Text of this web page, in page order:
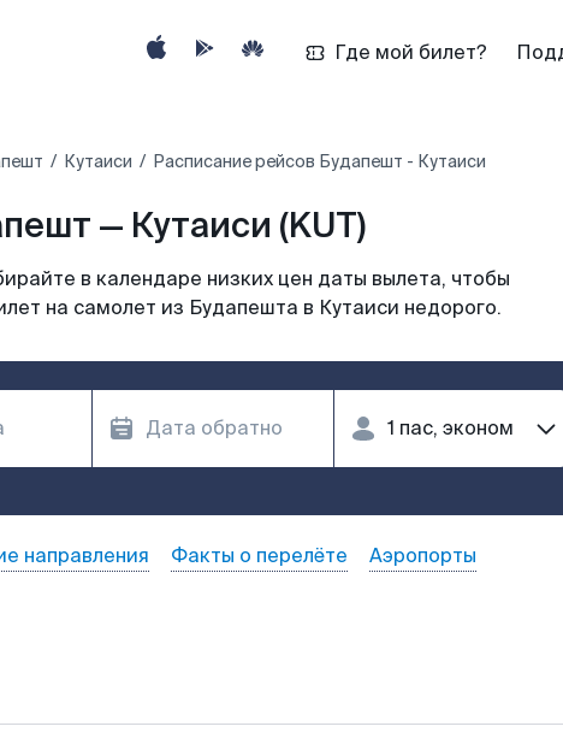
Где мой билет?
Кутаиси Расписание рейсов Будапешт - Кутаиси
— Кутаиси (KUT)
в календаре низких цен даты вылета, чтобы
на самолет из Будапешта в Кутаиси недорого.
направления Факты о перелёте Аэропорты